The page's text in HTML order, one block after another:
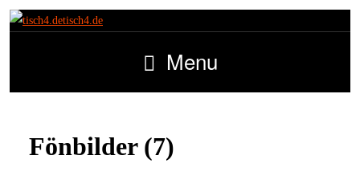
tisch4.de
Menu
Fönbilder (7)